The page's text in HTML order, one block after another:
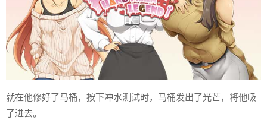
就在他修好了马桶，按下冲水测试时，马桶发出了光芒，将他吸
了进去。